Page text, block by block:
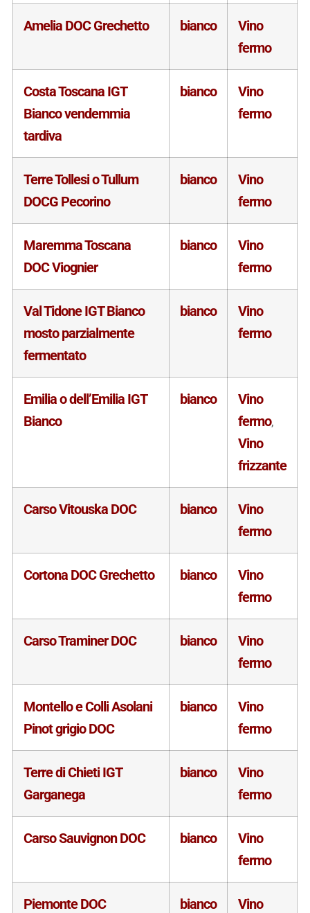
Amelia DOC Grechetto bianco
Vino
fermo
Costa Toscana IGT
Bianco vendemmia
tardiva
bianco
Vino
fermo
Terre Tollesi o Tullum
DOCG Pecorino
bianco
Vino
fermo
Maremma Toscana
DOC Viognier
bianco
Vino
fermo
Val Tidone IGT Bianco
mosto parzialmente
fermentato
bianco
Vino
fermo
Emilia o dell’Emilia IGT
Bianco
bianco
Vino
fermo,
Vino
frizzante
Carso Vitouska DOC bianco
Vino
fermo
Cortona DOC Grechetto bianco
Vino
fermo
Carso Traminer DOC bianco
Vino
fermo
Montello e Colli Asolani
Pinot grigio DOC
bianco
Vino
fermo
Terre di Chieti IGT
Garganega
bianco
Vino
fermo
Carso Sauvignon DOC bianco
Vino
fermo
Piemonte DOC
bianco
Vino